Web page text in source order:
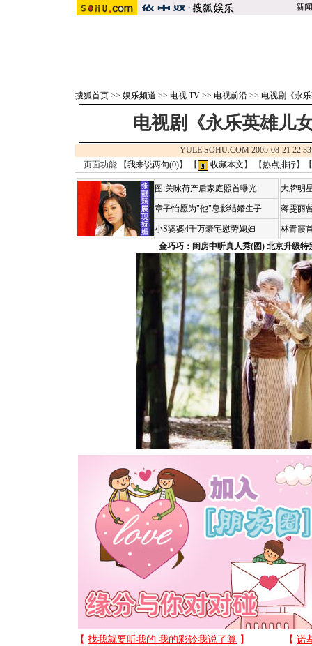
新闻
搜狐首页 >> 娱乐频道 >> 电视 TV >> 电视前沿 >> 电视剧《永
电视剧《永乐英雄儿
YULE.SOHU.COM 2005-08-21
页面功能 【我来说两句(0)】 【 收藏本文 】 【热点排行】【
图:关咏荷产后家庭照首曝光
章子怡愿为"他"息影结婚生子
小S婆婆4千万豪宅慰劳媳妇
大牌明
蒋雯丽
林青霞
金巧巧：闺房中听真人秀(图) 北京升级特